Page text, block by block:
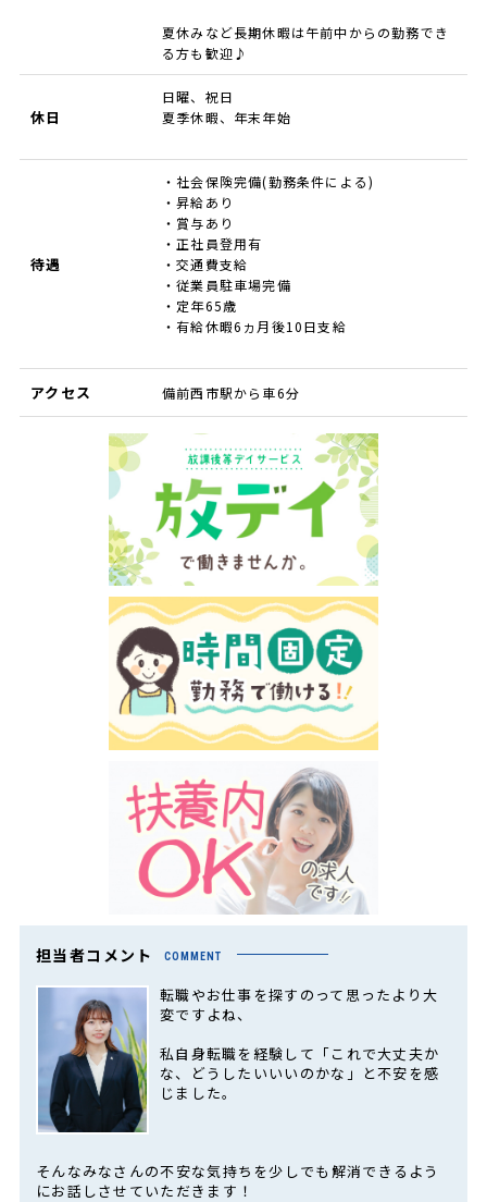
夏休みなど長期休暇は午前中からの勤務でき
る方も歓迎♪
休日
日曜、祝日
夏季休暇、年末年始
待遇
・社会保険完備(勤務条件による)
・昇給あり
・賞与あり
・正社員登用有
・交通費支給
・従業員駐車場完備
・定年65歳
・有給休暇6ヵ月後10日支給
アクセス 備前西市駅から車6分
担当者コメント COMMENT
転職やお仕事を探すのって思ったより大
変ですよね、
私自身転職を経験して「これで大丈夫か
な、どうしたいいいのかな」と不安を感
じました。
そんなみなさんの不安な気持ちを少しでも解消できるよう
にお話しさせていただきます！